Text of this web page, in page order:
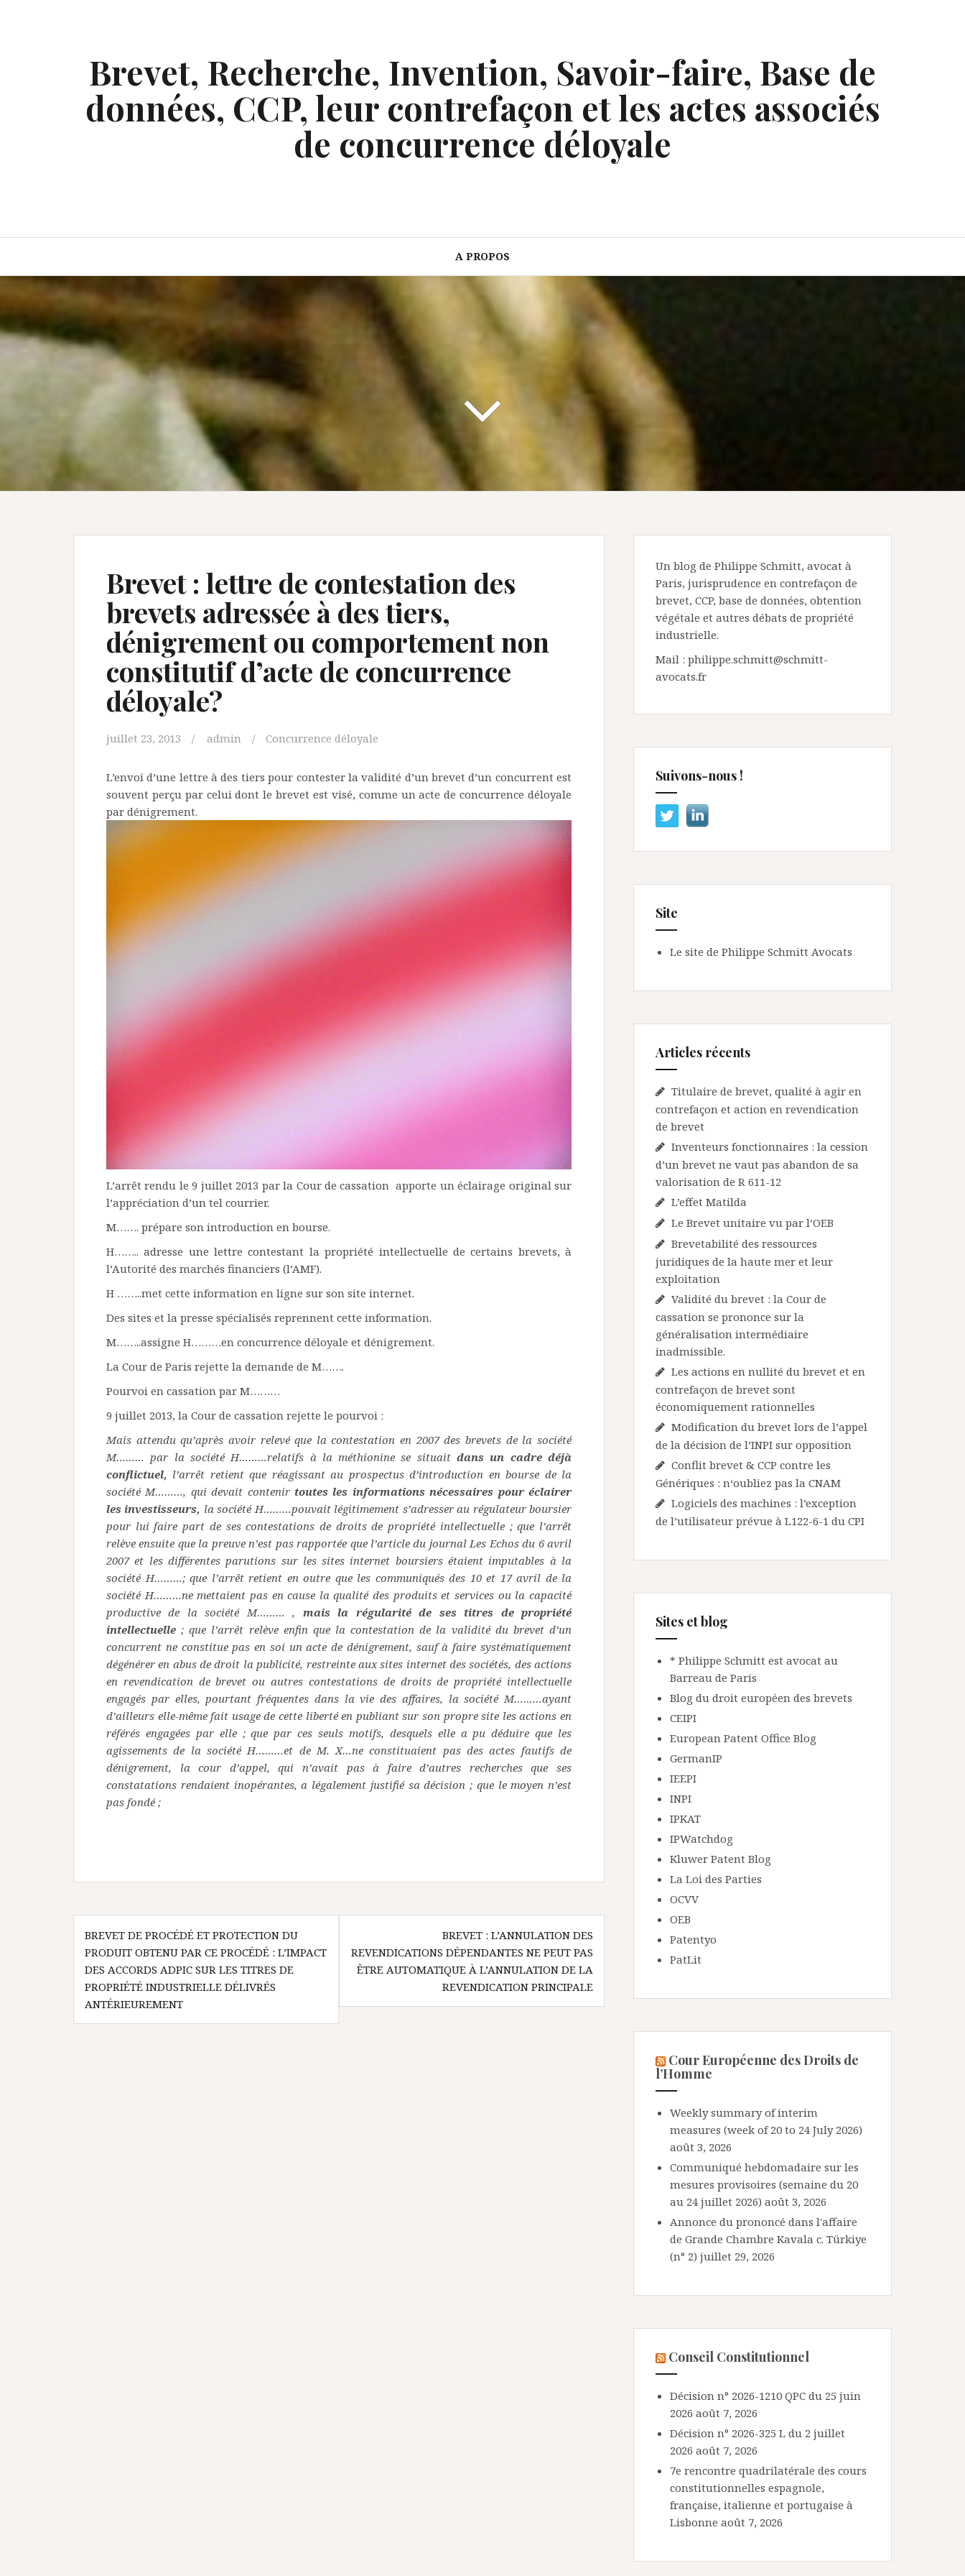
Brevet, Recherche, Invention, Savoir-faire, Base de
données, CCP, leur contrefaçon et les actes associés
de concurrence déloyale
A PROPOS
Brevet : lettre de contestation des
brevets adressée à des tiers,
dénigrement ou comportement non
constitutif d’acte de concurrence
déloyale?
juillet 23, 2013 admin Concurrence déloyale
L’envoi d’une lettre à des tiers pour contester la validité d’un brevet d’un concurrent est
souvent perçu par celui dont le brevet est visé, comme un acte de concurrence déloyale
par dénigrement.
L’arrêt rendu le 9 juillet 2013 par la Cour de cassation apporte un éclairage original sur
l’appréciation d’un tel courrier.
M……. prépare son introduction en bourse.
H…….. adresse une lettre contestant la propriété intellectuelle de certains brevets, à
l’Autorité des marchés financiers (l’AMF).
H ……..met cette information en ligne sur son site internet.
Des sites et la presse spécialisés reprennent cette information.
M……..assigne H………en concurrence déloyale et dénigrement.
La Cour de Paris rejette la demande de M…….
Pourvoi en cassation par M………
9 juillet 2013, la Cour de cassation rejette le pourvoi :
Mais attendu qu’après avoir relevé que la contestation en 2007 des brevets de la société
M……… par la société H………relatifs à la méthionine se situaitdans un cadre déjà
conflictuel, l’arrêt retient que réagissant au prospectus d’introduction en bourse de la
société M………, qui devait contenirtoutes les informations nécessaires pour éclairer
les investisseurs, la société H………pouvait légitimement s’adresser au régulateur boursier
pour lui faire part de ses contestations de droits de propriété intellectuelle ; que l’arrêt
relève ensuite que la preuve n’est pas rapportée que l’article du journal Les Echos du 6 avril
2007 et les différentes parutions sur les sites internet boursiers étaient imputables à la
société H………; que l’arrêt retient en outre que les communiqués des 10 et 17 avril de la
société H………ne mettaient pas en cause la qualité des produits et services ou la capacité
productive de la société M……… , mais la régularité de ses titres de propriété
intellectuelle; que l’arrêt relève enfin que la contestation de la validité du brevet d’un
concurrent ne constitue pas en soi un acte de dénigrement, sauf à faire systématiquement
dégénérer en abus de droit la publicité, restreinte aux sites internet des sociétés, des actions
en revendication de brevet ou autres contestations de droits de propriété intellectuelle
engagés par elles, pourtant fréquentes dans la vie des affaires, la société M………ayant
d’ailleurs elle-même fait usage de cette liberté en publiant sur son propre site les actions en
référés engagées par elle ; que par ces seuls motifs, desquels elle a pu déduire que les
agissements de la société H………et de M. X…ne constituaient pas des actes fautifs de
dénigrement, la cour d’appel, qui n’avait pas à faire d’autres recherches que ses
constatations rendaient inopérantes, a légalement justifié sa décision ; que le moyen n’est
pas fondé ;
Navigation
de
l’article
BREVET DE PROCÉDÉ ET PROTECTION DU
PRODUIT OBTENU PAR CE PROCÉDÉ : L’IMPACT
DES ACCORDS ADPIC SUR LES TITRES DE
PROPRIÉTÉ INDUSTRIELLE DÉLIVRÉS
ANTÉRIEUREMENT
BREVET : L’ANNULATION DES
REVENDICATIONS DÉPENDANTES NE PEUT PAS
ÊTRE AUTOMATIQUE À L’ANNULATION DE LA
REVENDICATION PRINCIPALE
Un blog de Philippe Schmitt, avocat à
Paris, jurisprudence en contrefaçon de
brevet, CCP, base de données, obtention
végétale et autres débats de propriété
industrielle.
Mail : philippe.schmitt@schmitt-
avocats.fr
Suivons-nous !
Site
Le site de Philippe Schmitt Avocats
Articles récents
Titulaire de brevet, qualité à agir en
contrefaçon et action en revendication
de brevet
Inventeurs fonctionnaires : la cession
d’un brevet ne vaut pas abandon de sa
valorisation de R 611-12
L’effet Matilda
Le Brevet unitaire vu par l’OEB
Brevetabilité des ressources
juridiques de la haute mer et leur
exploitation
Validité du brevet : la Cour de
cassation se prononce sur la
généralisation intermédiaire
inadmissible.
Les actions en nullité du brevet et en
contrefaçon de brevet sont
économiquement rationnelles
Modification du brevet lors de l’appel
de la décision de l’INPI sur opposition
Conflit brevet & CCP contre les
Génériques : n‘oubliez pas la CNAM
Logiciels des machines : l’exception
de l’utilisateur prévue à L122-6-1 du CPI
Sites et blog
* Philippe Schmitt est avocat au
Barreau de Paris
Blog du droit européen des brevets
CEIPI
European Patent Office Blog
GermanIP
IEEPI
INPI
IPKAT
IPWatchdog
Kluwer Patent Blog
La Loi des Parties
OCVV
OEB
Patentyo
PatLit
Cour Européenne des Droits de
l’Homme
Weekly summary of interim
measures (week of 20 to 24 July 2026)
août 3, 2026
Communiqué hebdomadaire sur les
mesures provisoires (semaine du 20
au 24 juillet 2026) août 3, 2026
Annonce du prononcé dans l'affaire
de Grande Chambre Kavala c. Türkiye
(n° 2) juillet 29, 2026
Conseil Constitutionnel
Décision n° 2026-1210 QPC du 25 juin
2026 août 7, 2026
Décision n° 2026-325 L du 2 juillet
2026 août 7, 2026
7e rencontre quadrilatérale des cours
constitutionnelles espagnole,
française, italienne et portugaise à
Lisbonne août 7, 2026